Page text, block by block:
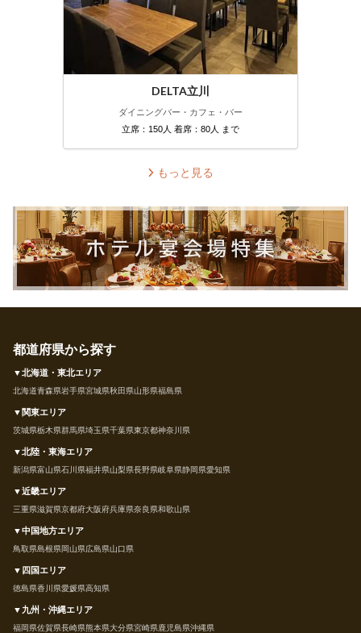
DELTA立川
ダイニングバー・カフェ・バー
立席：150人 着席：80人 まで
もっと見る
都道府県から探す
▼北海道・東北エリア
北海道青森県岩手県宮城県秋田県山形県福島県
▼関東エリア
茨城県栃木県群馬県埼玉県千葉県東京都神奈川県
▼北陸・東海エリア
新潟県富山県石川県福井県山梨県長野県岐阜県静岡県愛知県
▼近畿エリア
三重県滋賀県京都府大阪府兵庫県奈良県和歌山県
▼中国地方エリア
鳥取県島根県岡山県広島県山口県
▼四国エリア
徳島県香川県愛媛県高知県
▼九州・沖縄エリア
福岡県佐賀県長崎県熊本県大分県宮崎県鹿児島県沖縄県